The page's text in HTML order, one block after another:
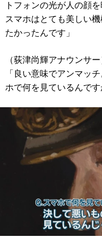
トフォンの光が人の顔
スマホはとても美しい
たかったんです」
（荻津尚輝アナウンサー
「良い意味でアンマッ
ホで何を見ているんです